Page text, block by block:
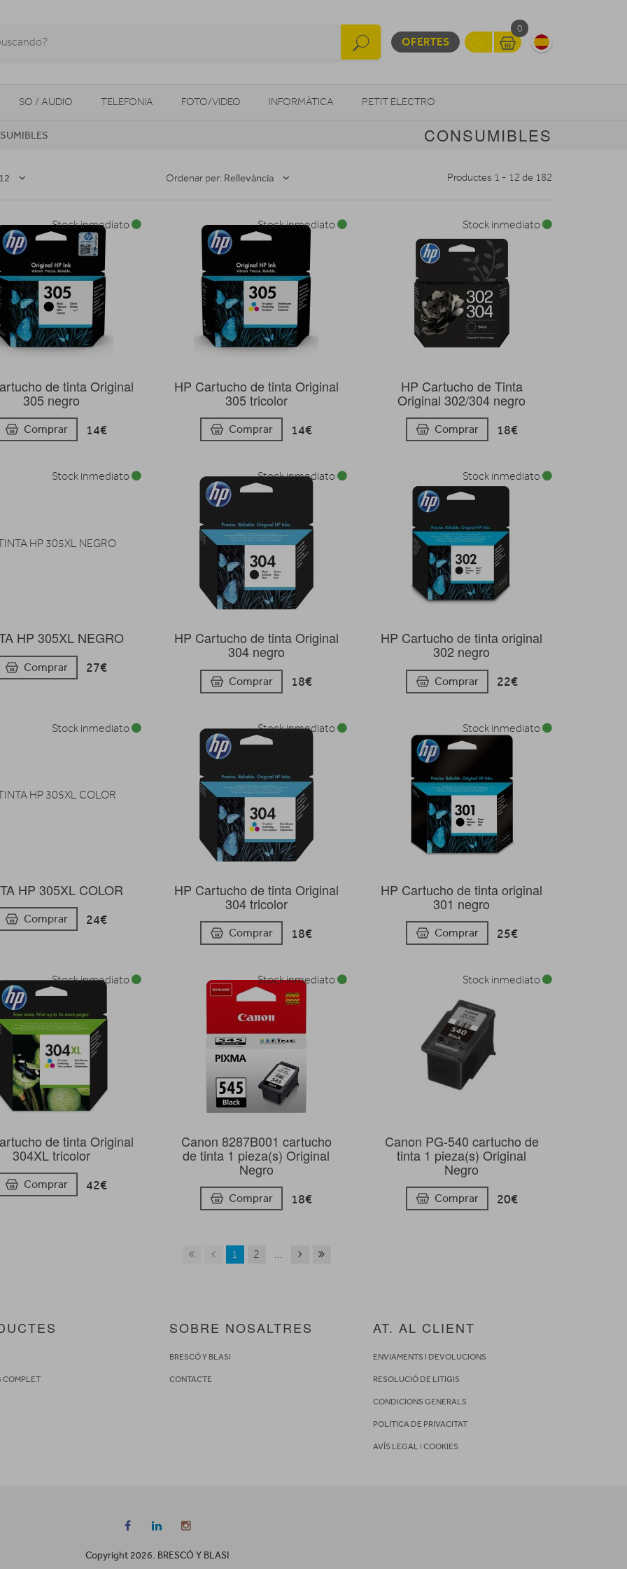
OFERTES
0
SO / AUDIO TELEFONIA FOTO/VIDEO INFORMÀTICA PETIT ELECTRO
MOBILITAT URBANA CONSUMIBLES
Ordenar per: Rellevància Productes 1 - 12 de 182
de tinta Original
305 negro
Comprar 14€
Stock inmediato
HP Cartucho de tinta Original
305 tricolor
Comprar 14€
Stock inmediato
HP Cartucho de Tinta
Original 302/304 negro
Comprar 18€
Stock inmediato
HP 305XL NEGRO
Comprar 27€
Stock inmediato
HP Cartucho de tinta Original
304 negro
Comprar 18€
Stock inmediato
HP Cartucho de tinta original
302 negro
Comprar 22€
Stock inmediato
HP 305XL COLOR
Comprar 24€
Stock inmediato
HP Cartucho de tinta Original
304 tricolor
Comprar 18€
Stock inmediato
HP Cartucho de tinta original
301 negro
Comprar 25€
Stock inmediato
de tinta Original
304XL tricolor
Comprar 42€
Stock inmediato
Canon 8287B001 cartucho
de tinta 1 pieza(s) Original
Negro
Comprar 18€
Stock inmediato
Canon PG-540 cartucho de
tinta 1 pieza(s) Original
Negro
Comprar 20€
Stock inmediato
1 2 ...
COMPLET
SOBRE NOSALTRES
BRESCÓ Y BLASI
CONTACTE
AT. AL CLIENT
ENVIAMENTS I DEVOLUCIONS
RESOLUCIÓ DE LITIGIS
CONDICIONS GENERALS
POLITICA DE PRIVACITAT
AVÍS LEGALI COOKIES
Copyright 2026. BRESCÓ Y BLASI